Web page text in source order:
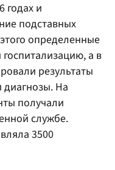
годах и
подставных
определенные
а в
результаты
На
получали
службе.
3500